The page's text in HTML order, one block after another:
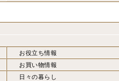
お役立ち情報
お買い物情報
日々の暮らし